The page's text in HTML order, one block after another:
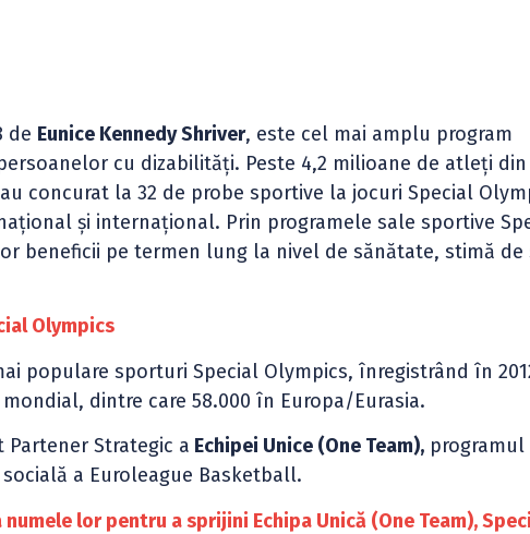
de Eunice Kennedy Shriver, este cel mai amplu program
cu dizabilităţi. Peste 4,2 milioane de atleţi din
concurat la 32 de probe sportive la jocuri Special
şi internaţional. Prin programele sale sportive
beneficii pe termen lung la nivel de sănătate, stimă de
Olympics
populare sporturi Special Olympics, înregistrând în
dintre care 58.000 în Europa/Eurasia.
Partener Strategic a Echipei Unice (One Team), programul
a Euroleague Basketball.
lor pentru a sprijini Echipa Unică (One Team),